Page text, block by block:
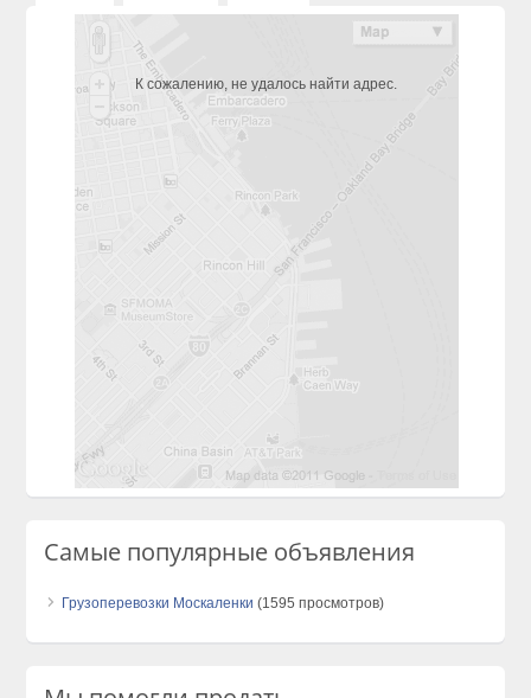
К сожалению, не удалось найти адрес.
Самые популярные объявления
Грузоперевозки Москаленки (1595 просмотров)